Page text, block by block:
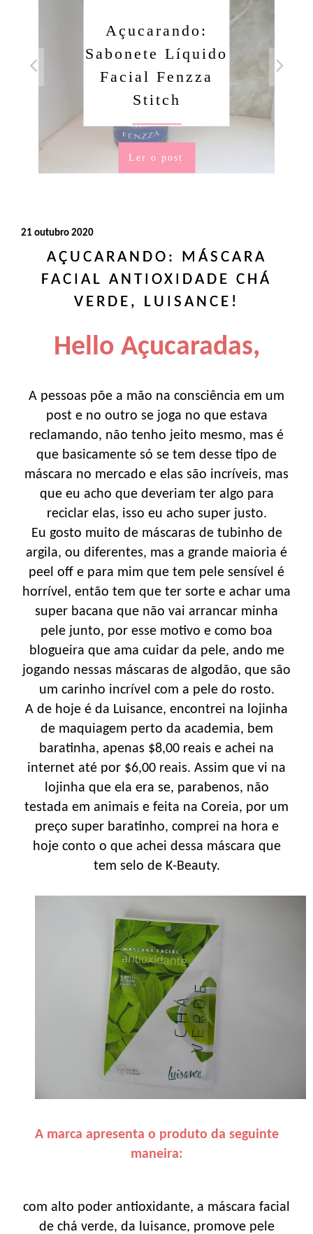
Açucarando:
Shampoo e
Condicionador
Novex Ritual
Dorama!
21 outubro 2020
AÇUCARANDO: MÁSCARA
FACIAL ANTIOXIDADE CHÁ
VERDE, LUISANCE!
Hello Açucaradas,
A pessoas põe a mão na consciência em um
post e no outro se joga no que estava
reclamando, não tenho jeito mesmo, mas é
que basicamente só se tem desse tipo de
máscara no mercado e elas são incríveis, mas
que eu acho que deveriam ter algo para
reciclar elas, isso eu acho super justo.
Eu gosto muito de máscaras de tubinho de
argila, ou diferentes, mas a grande maioria é
peel off e para mim que tem pele sensível é
horrível, então tem que ter sorte e achar uma
super bacana que não vai arrancar minha
pele junto, por esse motivo e como boa
blogueira que ama cuidar da pele, ando me
jogando nessas máscaras de algodão, que são
um carinho incrível com a pele do rosto.
A de hoje é da Luisance, encontrei na lojinha
de maquiagem perto da academia, bem
baratinha, apenas $8,00 reais e achei na
internet até por $6,00 reais. Assim que vi na
lojinha que ela era se, parabenos, não
testada em animais e feita na Coreia, por um
preço super baratinho, comprei na hora e
hoje conto o que achei dessa máscara que
tem selo de K-Beauty.
A marca apresenta o produto da seguinte
maneira:
com alto poder antioxidante, a máscara facial
de chá verde, da luisance, promove pele